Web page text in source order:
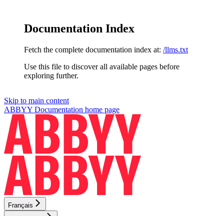
Documentation Index
Fetch the complete documentation index at: /llms.txt
Use this file to discover all available pages before
exploring further.
Skip to main content
ABBYY Documentation home page
Français